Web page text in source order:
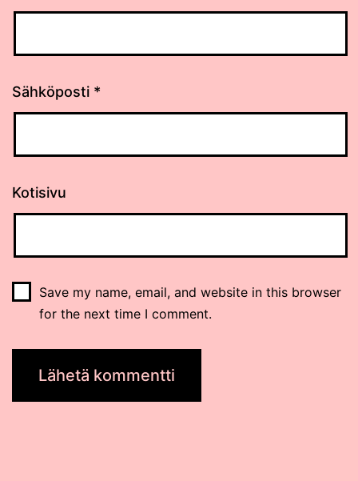
Sähköposti *
Kotisivu
Save my name, email, and website in this browser
for the next time I comment.